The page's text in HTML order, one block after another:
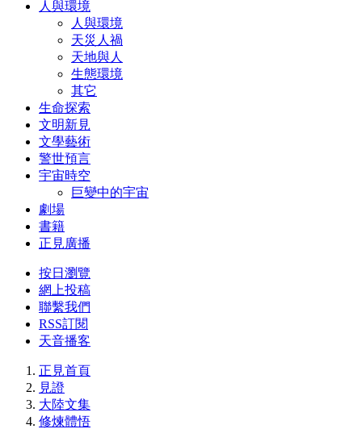
人與環境
人與環境
天災人禍
天地與人
生態環境
其它
生命探索
文明新見
文學藝術
警世預言
宇宙時空
巨變中的宇宙
劇場
書籍
正見廣播
按日瀏覽
網上投稿
聯繫我們
RSS訂閱
天音播客
正見首頁
見證
大陸文集
修煉體悟